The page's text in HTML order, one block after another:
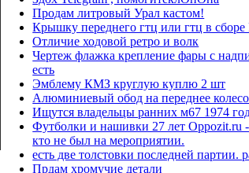
Продам литровый Урал кастом!
Крышку переднего гтц или гтц в
Отличие ходовой ретро и волк
Чертеж флажка крепление фары с
есть
Эмблему КМЗ круглую куплю 2 шт
Алюминиевый обод на переднее
Ищутся владельцы ранних м67 1974
Футболки и нашивки 27 лет Oppozit.ru
кто не был на мероприятии.
есть две толстовки последней партии.
Прдам хромучие детали